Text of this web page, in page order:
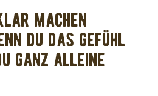
machen
Du das Gefühl
ganz alleine